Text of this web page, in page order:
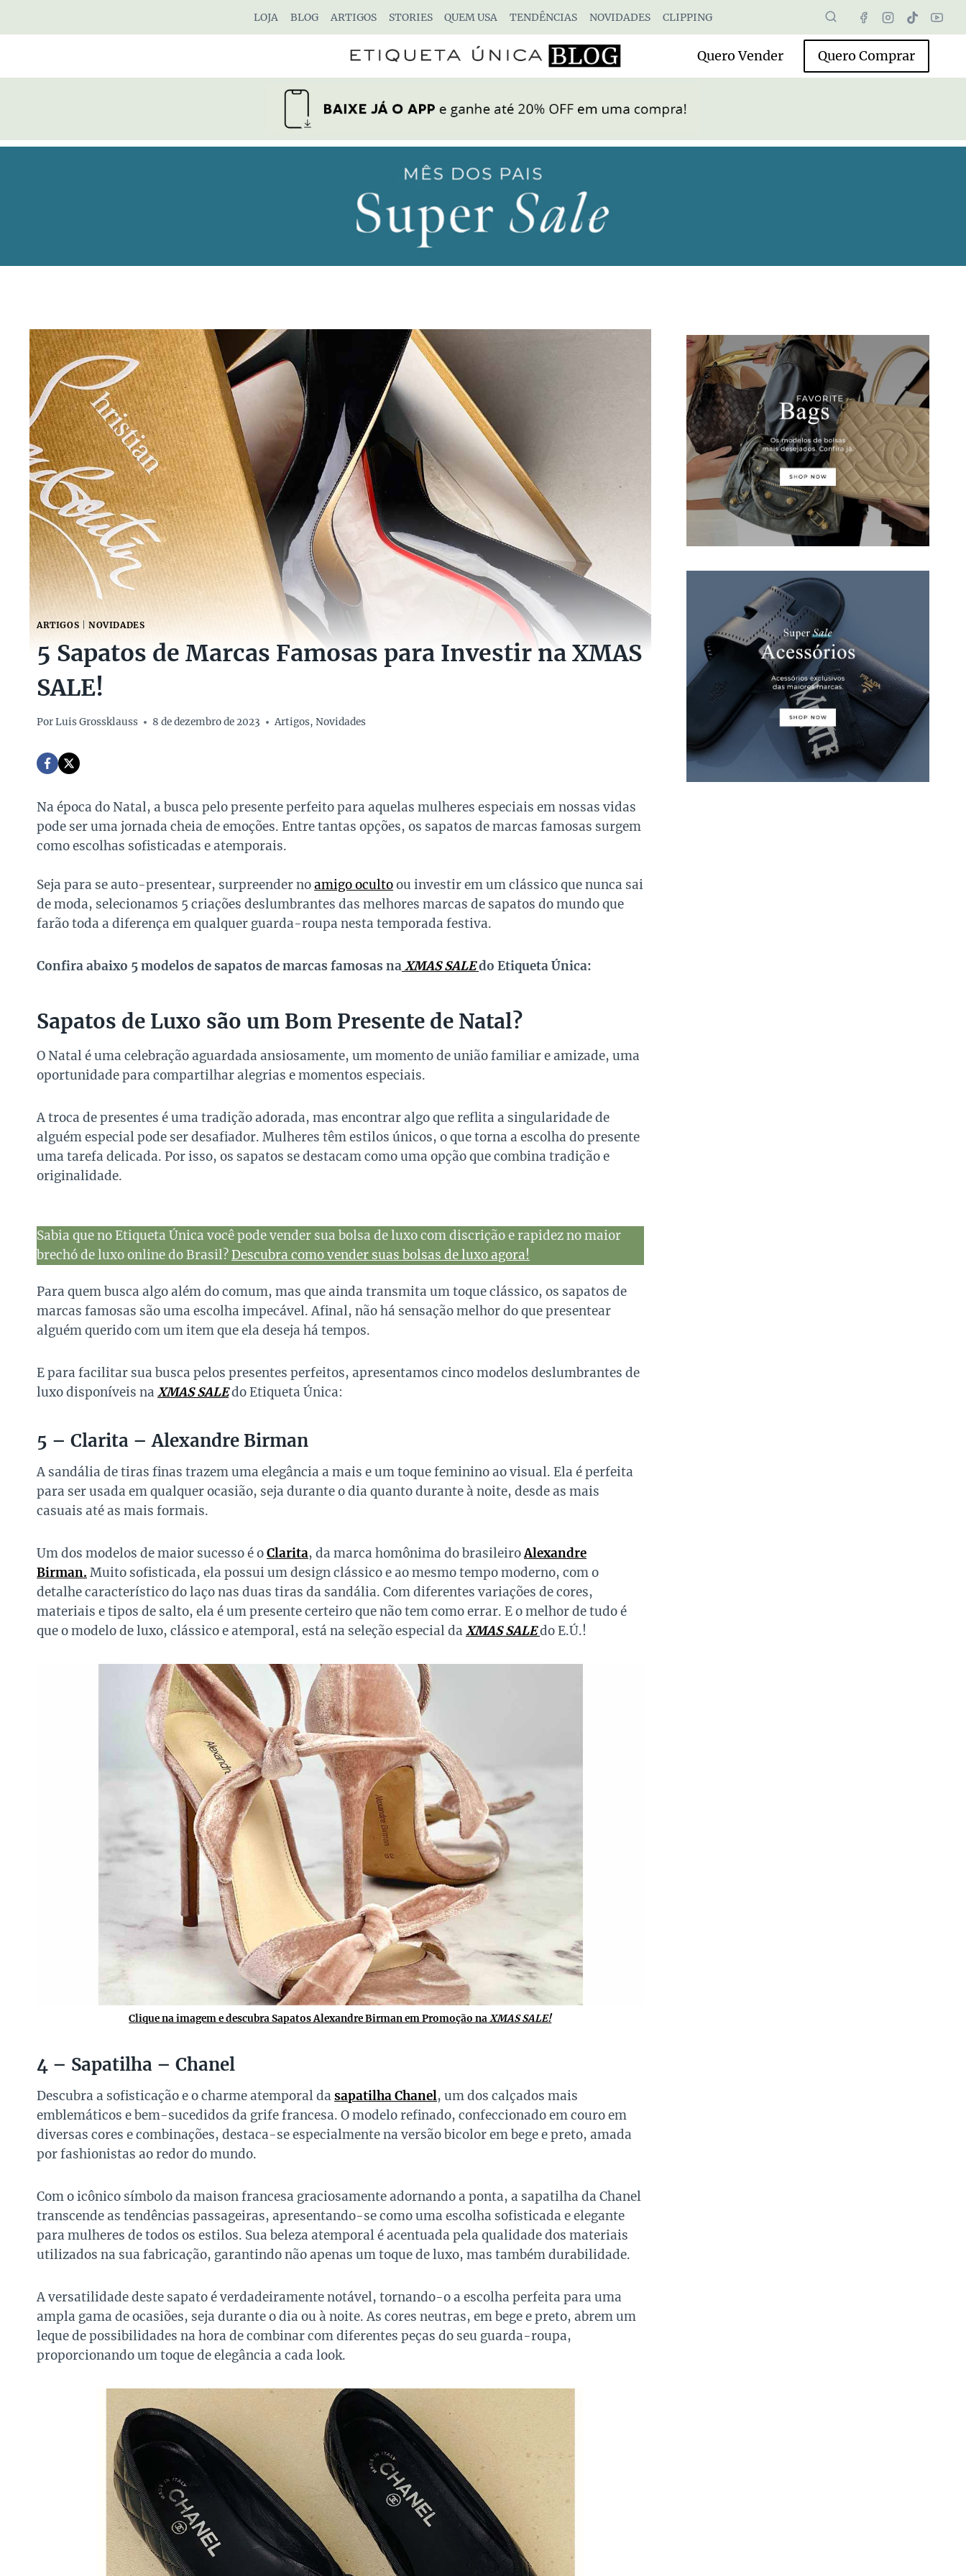
LOJA BLOG ARTIGOS STORIES QUEM USA TENDÊNCIAS NOVIDADES CLIPPING
Quero Vender Quero Comprar
ARTIGOS NOVIDADES
5 Sapatos de Marcas Famosas para Investir na XMAS
SALE!
PorLuis Grossklauss 8 de dezembro de 2023 Artigos,Novidades
Na época do Natal, a busca pelo presente perfeito para aquelas mulheres especiais em nossas vidas
pode ser uma jornada cheia de emoções. Entre tantas opções, os sapatos de marcas famosas surgem
como escolhas sofisticadas e atemporais.
Seja para se auto-presentear, surpreender noamigo ocultoou investir em um clássico que nunca sai
de moda, selecionamos 5 criações deslumbrantes das melhores marcas de sapatos do mundo que
farão toda a diferença em qualquer guarda-roupa nesta temporada festiva.
Confira abaixo 5 modelos de sapatos de marcas famosas naXMAS SALEdo Etiqueta Única:
Sapatos de Luxo são um Bom Presente de Natal?
O Natal é uma celebração aguardada ansiosamente, um momento de união familiar e amizade, uma
oportunidade para compartilhar alegrias e momentos especiais.
A troca de presentes é uma tradição adorada, mas encontrar algo que reflita a singularidade de
alguém especial pode ser desafiador. Mulheres têm estilos únicos, o que torna a escolha do presente
uma tarefa delicada. Por isso, os sapatos se destacam como uma opção que combina tradição e
originalidade.
Sabia que no Etiqueta Única você pode vender sua bolsa de luxo com discrição e rapidez no maior
brechó de luxo online do Brasil?Descubra como vender suas bolsas de luxo agora!
Para quem busca algo além do comum, mas que ainda transmita um toque clássico, os sapatos de
marcas famosas são uma escolha impecável. Afinal, não há sensação melhor do que presentear
alguém querido com um item que ela deseja há tempos.
E para facilitar sua busca pelos presentes perfeitos, apresentamos cinco modelos deslumbrantes de
luxo disponíveis na XMAS SALEdo Etiqueta Única:
5 – Clarita – Alexandre Birman
A sandália de tiras finas trazem uma elegância a mais e um toque feminino ao visual. Ela é perfeita
para ser usada em qualquer ocasião, seja durante o dia quanto durante à noite, desde as mais
casuais até as mais formais.
Um dos modelos de maior sucesso é oClarita, da marca homônima do brasileiroAlexandre
Birman. Muito sofisticada, ela possui um design clássico e ao mesmo tempo moderno, com o
detalhe característico do laço nas duas tiras da sandália. Com diferentes variações de cores,
materiais e tipos de salto, ela é um presente certeiro que não tem como errar. E o melhor de tudo é
que o modelo de luxo, clássico e atemporal, está na seleção especial da XMAS SALEdo E.Ú.!
Clique na imagem e descubra Sapatos Alexandre Birman em Promoção naXMAS SALE!
4 – Sapatilha – Chanel
Descubra a sofisticação e o charme atemporal da sapatilha Chanel, um dos calçados mais
emblemáticos e bem-sucedidos da grife francesa. O modelo refinado, confeccionado em couro em
diversas cores e combinações, destaca-se especialmente na versão bicolor em bege e preto, amada
por fashionistas ao redor do mundo.
Com o icônico símbolo da maison francesa graciosamente adornando a ponta, a sapatilha da Chanel
transcende as tendências passageiras, apresentando-se como uma escolha sofisticada e elegante
para mulheres de todos os estilos. Sua beleza atemporal é acentuada pela qualidade dos materiais
utilizados na sua fabricação, garantindo não apenas um toque de luxo, mas também durabilidade.
A versatilidade deste sapato é verdadeiramente notável, tornando-o a escolha perfeita para uma
ampla gama de ocasiões, seja durante o dia ou à noite. As cores neutras, em bege e preto, abrem um
leque de possibilidades na hora de combinar com diferentes peças do seu guarda-roupa,
proporcionando um toque de elegância a cada look.